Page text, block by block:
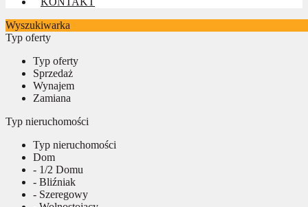
Wyszukiwarka
Typ oferty
Typ oferty
Sprzedaż
Wynajem
Zamiana
Typ nieruchomości
Typ nieruchomości
Dom
- 1/2 Domu
- Bliźniak
- Szeregowy